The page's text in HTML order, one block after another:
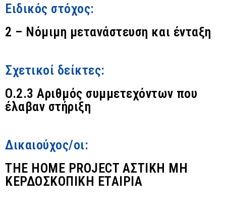
Ειδικός στόχος:
2 – Νόμιμη μετανάστευση και ένταξη
Σχετικοί δείκτες:
O.2.3 Αριθμός συμμετεχόντων που
έλαβαν στήριξη
Δικαιούχος/οι:
THE HOME PROJECT ΑΣΤΙΚΗ ΜΗ
ΚΕΡΔΟΣΚΟΠΙΚΗ ΕΤΑΙΡΙΑ